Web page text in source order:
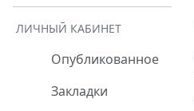
ЛИЧНЫЙ КАБИНЕТ
Опубликованное
Закладки